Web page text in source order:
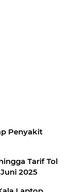
Penyakit
Tarif Tol
2025